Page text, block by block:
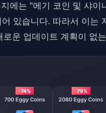
에는 "에기 코인 및 샤이
있습니다. 따라서 이는
운 업데이트 계획이 없
-74%
700 Eggy Coins
-79%
2080 Eggy Coins